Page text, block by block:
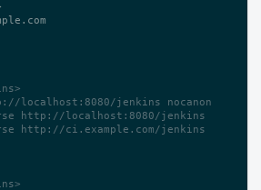
localhost:8080/jenkins nocanon
http://localhost:8080/jenkins
http://ci.example.com/jenkins